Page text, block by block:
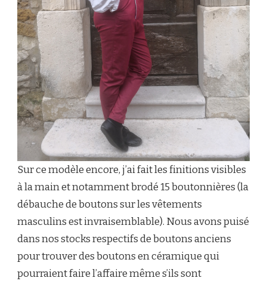
Sur ce modèle encore, j’ai fait les finitions visibles
à la main et notamment brodé 15 boutonnières (la
débauche de boutons sur les vêtements
masculins est invraisemblable). Nous avons puisé
dans nos stocks respectifs de boutons anciens
pour trouver des boutons en céramique qui
pourraient faire l’affaire même s’ils sont